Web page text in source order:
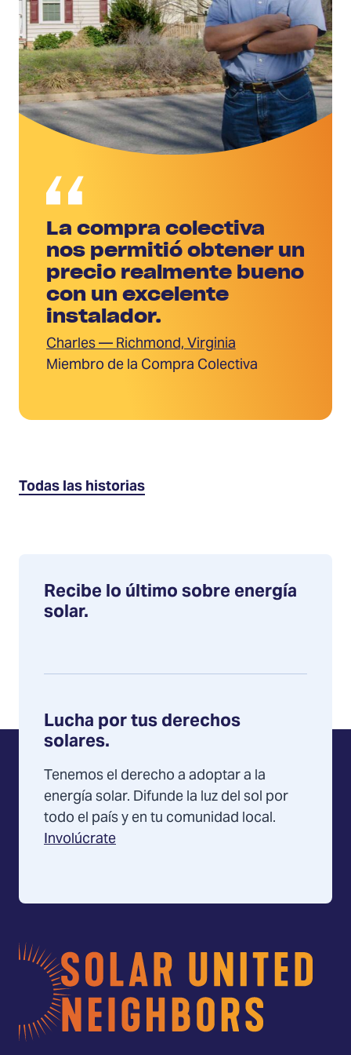
La compra colectiva
nos permitió obtener un
precio realmente bueno
con un excelente
instalador.
Charles — Richmond, Virginia
Miembro de la Compra Colectiva
Todas las historias
Recibe lo último sobre energía
solar.
Lucha por tus derechos
solares.
Tenemos el derecho a adoptar a la
energía solar. Difunde la luz del sol por
todo el país y en tu comunidad local.
Involúcrate
Página